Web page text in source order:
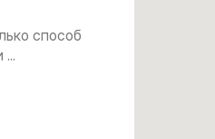
способ